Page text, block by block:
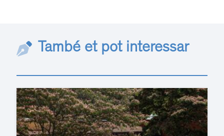
També et pot interessar